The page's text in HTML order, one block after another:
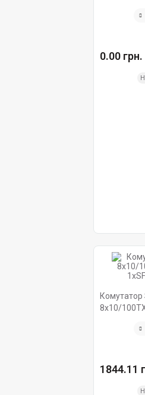
0.00 грн.
8х10/
1844.11